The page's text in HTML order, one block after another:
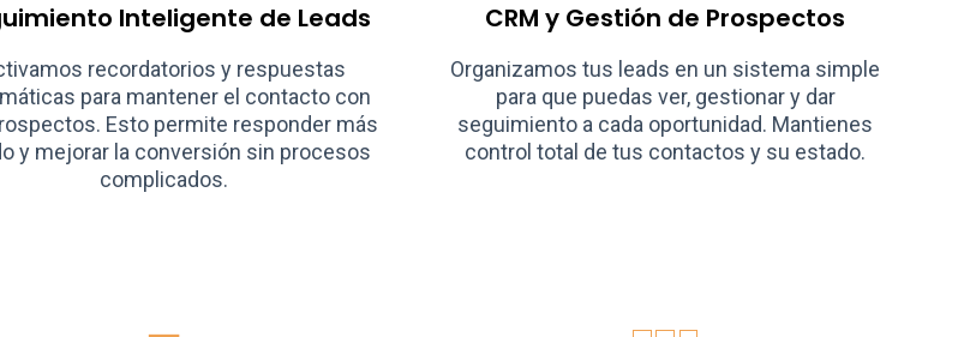
Inteligente de Leads
recordatorios y respuestas
para mantener el contacto con
Esto permite responder más
y mejorar la conversión sin procesos
complicados.
CRM y Gestión de Prospectos
Organizamos tus leads en un sistema simple
para que puedas ver, gestionar y dar
seguimiento a cada oportunidad. Mantienes
control total de tus contactos y su estado.